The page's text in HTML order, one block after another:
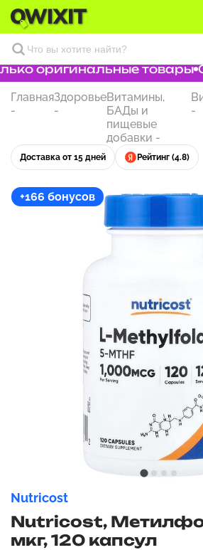
оригинальные товары
Главная
-
Здоровье
-
Витамины,
БАДы и
пищевые
добавки -
-
Доставка от 15 дней Рейтинг (4.8)
+166 бонусов
Nutricost
Nutricost,
мкг, 120 капсул